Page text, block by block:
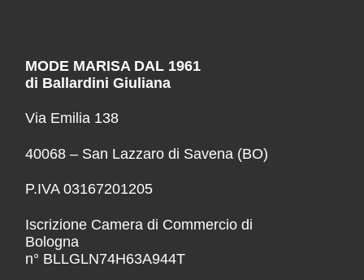
MODE MARISA DAL 1961
di Ballardini Giuliana
Via Emilia 138
40068 – San Lazzaro di Savena (BO)
P.IVA 03167201205
Iscrizione Camera di Commercio di
Bologna
n° BLLGLN74H63A944T